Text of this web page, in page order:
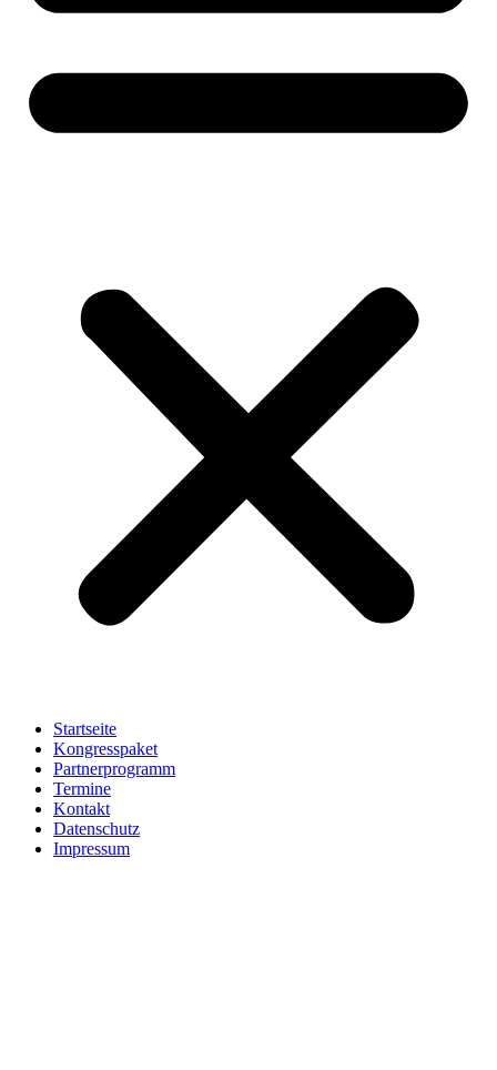
Startseite
Kongresspaket
Partnerprogramm
Termine
Kontakt
Datenschutz
Impressum